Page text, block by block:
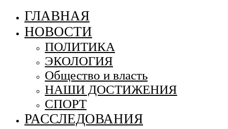
ГЛАВНАЯ
НОВОСТИ
ПОЛИТИКА
ЭКОЛОГИЯ
Общество и власть
НАШИ ДОСТИЖЕНИЯ
СПОРТ
РАССЛЕДОВАНИЯ